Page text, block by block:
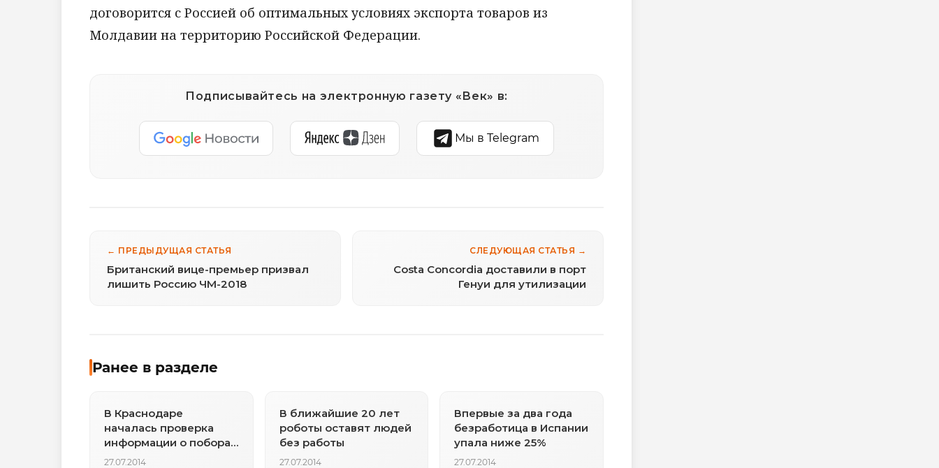
договорится с Россией об оптимальных условиях экспорта товаров из
Молдавии на территорию Российской Федерации.
Подписывайтесь на электронную газету «Век» в:
Мы в Telegram
← ПРЕДЫДУЩАЯ СТАТЬЯ
Британский вице-премьер призвал
лишить Россию ЧМ-2018
СЛЕДУЮЩАЯ СТАТЬЯ →
Costa Concordia доставили в порт
Генуи для утилизации
Ранее в разделе
В Краснодаре
началась проверка
информации о поборах
среди сотрудников
27.07.2014
В ближайшие 20 лет
роботы оставят людей
без работы
27.07.2014
Впервые за два года
безработица в Испании
упала ниже 25%
27.07.2014